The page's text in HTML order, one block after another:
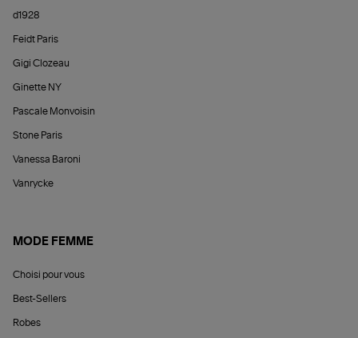
d1928
Feidt Paris
Gigi Clozeau
Ginette NY
Pascale Monvoisin
Stone Paris
Vanessa Baroni
Vanrycke
MODE FEMME
Choisi pour vous
Best-Sellers
Robes